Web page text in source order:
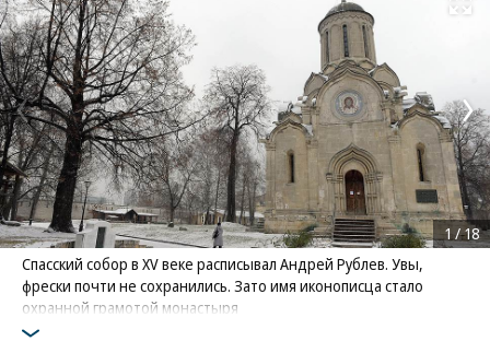
Развернуть
Спасский собор в XV веке расписывал Андрей Рублев. Увы,
фрески почти не сохранились. Зато имя иконописца стало
охранной грамотой монастыря
Фото: Коммерсантъ / Глеб Щелкунов
1/18